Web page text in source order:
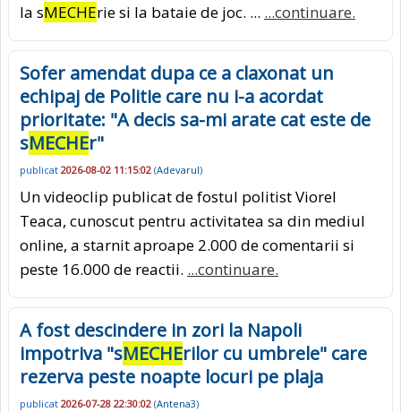
la sMECHErie si la bataie de joc. ... ...continuare.
Sofer amendat dupa ce a claxonat un
echipaj de Politie care nu i-a acordat
prioritate: "A decis sa-mi arate cat este de
sMECHEr"
publicat 2026-08-02 11:15:02 (Adevarul)
Un videoclip publicat de fostul politist Viorel
Teaca, cunoscut pentru activitatea sa din mediul
online, a starnit aproape 2.000 de comentarii si
peste 16.000 de reactii. ...continuare.
A fost descindere in zori la Napoli
impotriva "sMECHErilor cu umbrele" care
rezerva peste noapte locuri pe plaja
publicat 2026-07-28 22:30:02 (Antena3)